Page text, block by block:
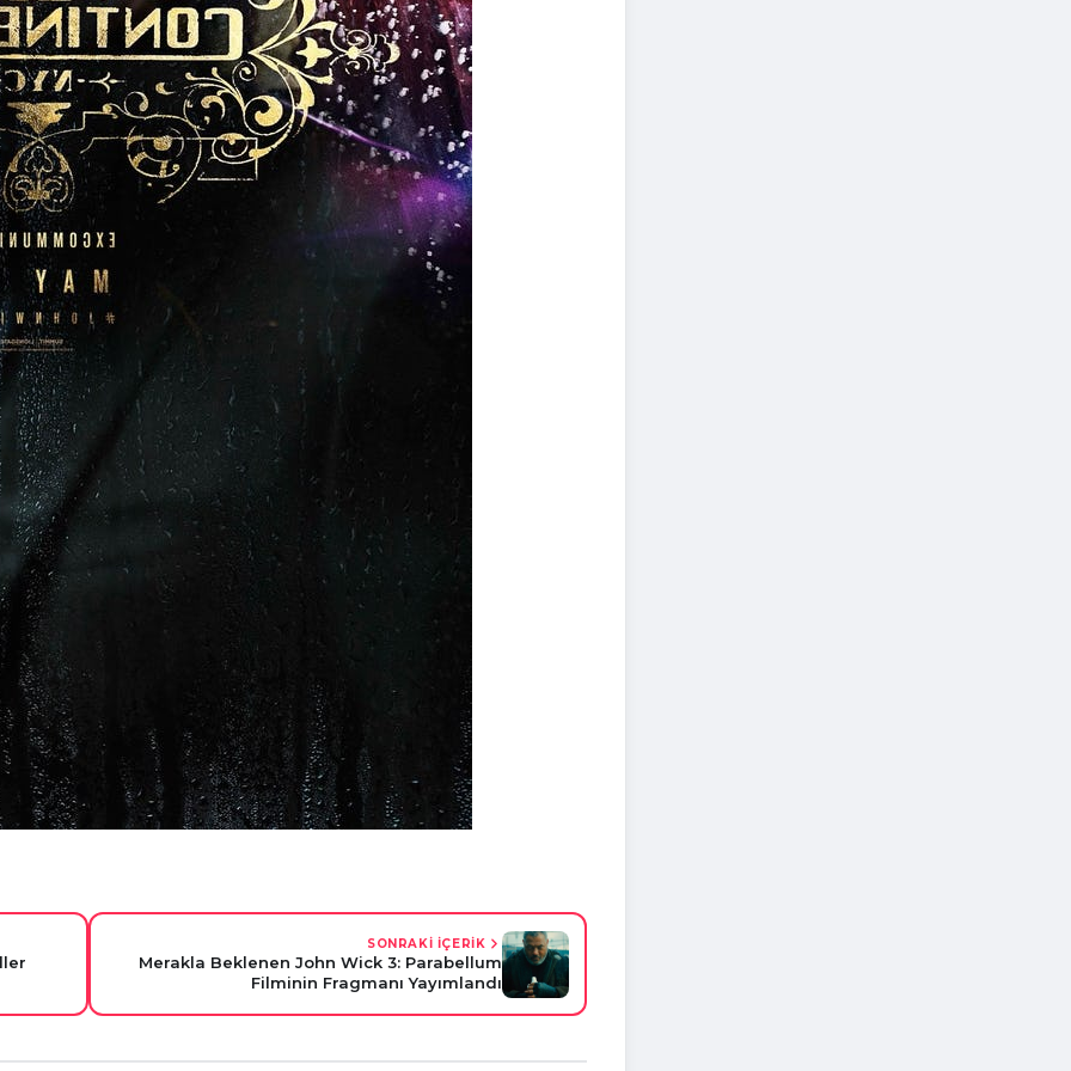
SONRAKİ İÇERİK
Merakla Beklenen John Wick 3: Parabellum
Filminin Fragmanı Yayımlandı